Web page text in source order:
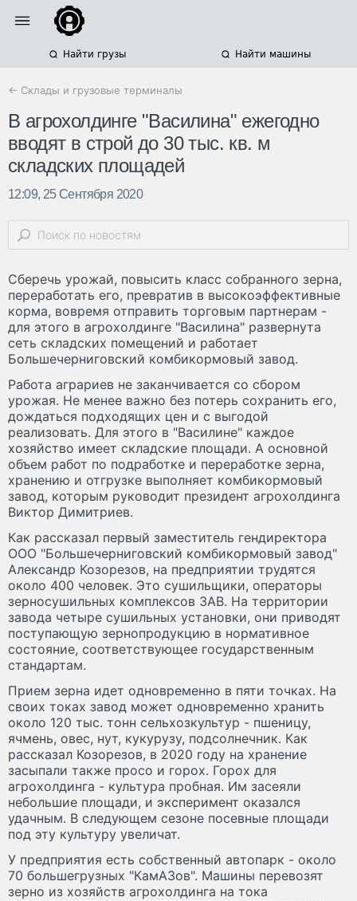
Найти грузы Найти машины
← Склады и грузовые терминалы
В агрохолдинге "Василина" ежегодно
вводят в строй до 30 тыс. кв. м
складских площадей
12:09, 25 Сентября 2020
Сберечь урожай, повысить класс собранного зерна,
переработать его, превратив в высокоэффективные
корма, вовремя отправить торговым партнерам -
для этого в агрохолдинге "Василина" развернута
сеть складских помещений и работает
Большечерниговский комбикормовый завод.
Работа аграриев не заканчивается со сбором
урожая. Не менее важно без потерь сохранить его,
дождаться подходящих цен и с выгодой
реализовать. Для этого в "Василине" каждое
хозяйство имеет складские площади. А основной
объем работ по подработке и переработке зерна,
хранению и отгрузке выполняет комбикормовый
завод, которым руководит президент агрохолдинга
Виктор Димитриев.
Как рассказал первый заместитель гендиректора
ООО "Большечерниговский комбикормовый завод"
Александр Козорезов, на предприятии трудятся
около 400 человек. Это сушильщики, операторы
зерносушильных комплексов ЗАВ. На территории
завода четыре сушильных установки, они приводят
поступающую зернопродукцию в нормативное
состояние, соответствующее государственным
стандартам.
Прием зерна идет одновременно в пяти точках. На
своих токах завод может одновременно хранить
около 120 тыс. тонн сельхозкультур - пшеницу,
ячмень, овес, нут, кукурузу, подсолнечник. Как
рассказал Козорезов, в 2020 году на хранение
засыпали также просо и горох. Горох для
агрохолдинга - культура пробная. Им засеяли
небольшие площади, и эксперимент оказался
удачным. В следующем сезоне посевные площади
под эту культуру увеличат.
У предприятия есть собственный автопарк - около
70 большегрузных "КамАЗов". Машины перевозят
зерно из хозяйств агрохолдинга на тока